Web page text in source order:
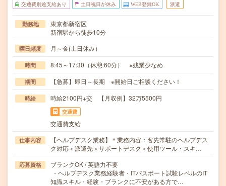
交通費別途支給あり 土日祝日が休み WEB登録OK 派遣
勤務地
東京都新宿区
新宿駅から徒歩10分
曜日頻度 月～金(土日休み）
時間 8:45～17:30（休憩:60分） ※残業少なめ
期間 【急募】即日～長期 ※開始日ご相談ください！
時給 時給2100円+交 【月収例】32万5500円
交通費
交通費支給
仕事内容
【ヘルプデスク業務】＊業務内容：客先常駐のヘルプデス
ク対応＜派遣先＞サポートデスク＜使用ツール・スキ…
応募資格
ブランクOK / 英語力不要
・ヘルプデスク業務経験者・ITパスポート試験レベルのIT
知識スキル・経験・ブランクに不安がある方で…